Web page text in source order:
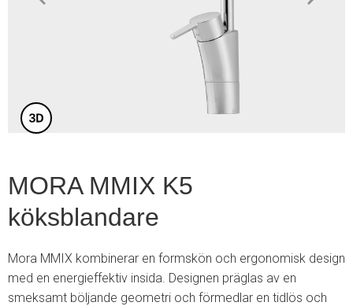
MORA MMIX K5
köksblandare
Mora MMIX kombinerar en formskön och ergonomisk design
med en energieffektiv insida. Designen präglas av en
smeksamt böljande geometri och förmedlar en tidlös och